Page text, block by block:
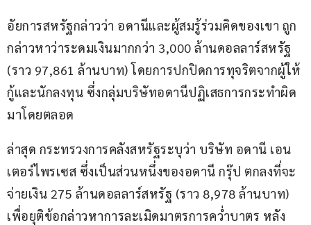
อัยการสหรัฐกล่าวว่า อดานีและผู้สมรู้ร่วมคิดของเขา ถูก
กล่าวหาว่าระดมเงินมากกว่า 3,000 ล้านดอลลาร์สหรัฐ
(ราว 97,861 ล้านบาท) โดยการปกปิดการทุจริตจากผู้ให้
กู้และนักลงทุน ซึ่งกลุ่มบริษัทอดานีปฏิเสธการกระทำผิด
มาโดยตลอด
ล่าสุด กระทรวงการคลังสหรัฐระบุว่า บริษัท อดานี เอน
เตอร์ไพรเซส ซึ่งเป็นส่วนหนึ่งของอดานี กรุ๊ป ตกลงที่จะ
จ่ายเงิน 275 ล้านดอลลาร์สหรัฐ (ราว 8,978 ล้านบาท)
เพื่อยุติข้อกล่าวหาการละเมิดมาตรการคว่ำบาตร หลัง